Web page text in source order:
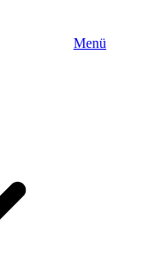
Menü